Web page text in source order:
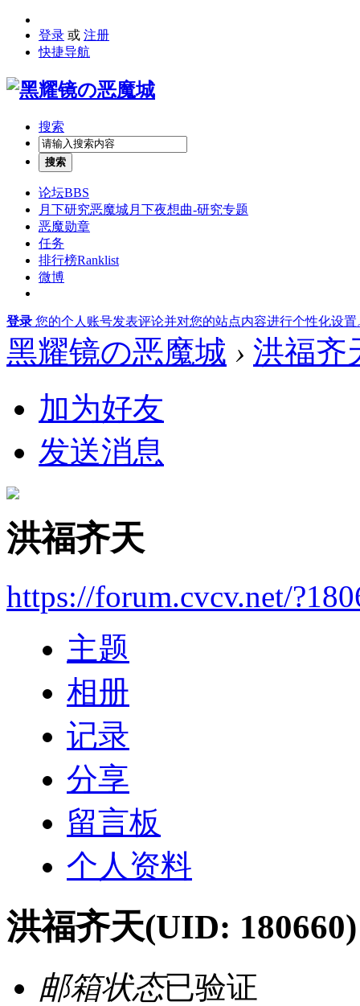
登录 或 注册
快捷导航
搜索
搜索
论坛BBS
月下研究恶魔城月下夜想曲-研究专题
恶魔勋章
任务
排行榜Ranklist
微博
登录 您的个人账号发表评论并对您的站点内容进行个性化设置
黑耀镜の恶魔城 › 洪福齐
加为好友
发送消息
洪福齐天
https://forum.cvcv.net/
主题
相册
记录
分享
留言板
个人资料
洪福齐天(UID: 180660)
邮箱状态已验证